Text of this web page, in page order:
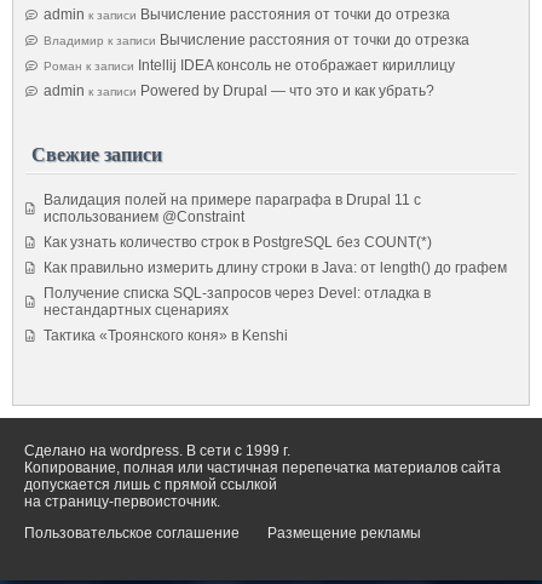
admin к записи Вычисление расстояния от точки до отрезка
Владимир к записи Вычисление расстояния от точки до отрезка
Роман к записи
Intellij IDEA консоль не отображает кириллицу
admin к записи Powered by Drupal — что это и как убрать?
Свежие записи
Валидация полей на примере параграфа в Drupal 11 с
использованием @Constraint
Как узнать количество строк в PostgreSQL без COUNT(*)
Как правильно измерить длину строки в Java: от length() до графем
Получение списка SQL-запросов через Devel: отладка в
нестандартных сценариях
Тактика «Троянского коня» в Kenshi
Сделано на wordpress. В сети с 1999 г.
Копирование, полная или частичная перепечатка материалов сайта
допускается лишь с прямой ссылкой
на страницу-первоисточник.
Пользовательское соглашение
Размещение рекламы